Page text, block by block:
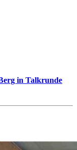
in Talkrunde